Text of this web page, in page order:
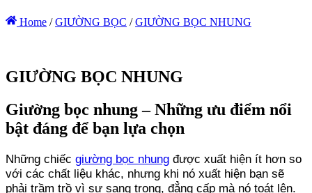
Home / GIƯỜNG BỌC / GIƯỜNG BỌC NHUNG
GIƯỜNG BỌC NHUNG
Giường bọc nhung – Những ưu điểm nổi
bật đáng để bạn lựa chọn
Những chiếc giường bọc nhung được xuất hiện ít hơn so
với các chất liệu khác, nhưng khi nó xuất hiện bạn sẽ
phải trầm trồ vì sự sang trọng, đẳng cấp mà nó toát lên.